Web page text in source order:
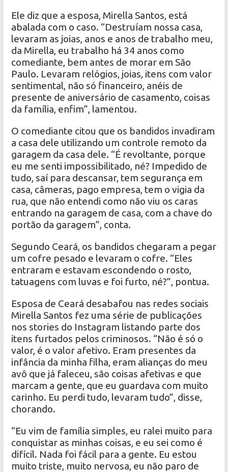
Ele diz que a esposa, Mirella Santos, está
abalada com o caso. “Destruíam nossa casa,
levaram as joias, anos e anos de trabalho meu,
da Mirella, eu trabalho há 34 anos como
comediante, bem antes de morar em São
Paulo. Levaram relógios, joias, itens com valor
sentimental, não só financeiro, anéis de
presente de aniversário de casamento, coisas
da família, enfim”, lamentou.
O comediante citou que os bandidos invadiram
a casa dele utilizando um controle remoto da
garagem da casa dele. “É revoltante, porque
eu me senti impossibilitado, né? Impedido de
tudo, saí para descansar, tem segurança em
casa, câmeras, pago empresa, tem o vigia da
rua, que não entendi como não viu os caras
entrando na garagem de casa, com a chave do
portão da garagem”, conta.
Segundo Ceará, os bandidos chegaram a pegar
um cofre pesado e levaram o cofre. “Eles
entraram e estavam escondendo o rosto,
tatuagens com luvas e foi furto, né?”, pontua.
Esposa de Ceará desabafou nas redes sociais
Mirella Santos fez uma série de publicações
nos stories do Instagram listando parte dos
itens furtados pelos criminosos. “Não é só o
valor, é o valor afetivo. Eram presentes da
infância da minha filha, eram alianças do meu
avô que já faleceu, são coisas afetivas e que
marcam a gente, que eu guardava com muito
carinho. Eu perdi tudo, levaram tudo”, disse,
chorando.
“Eu vim de família simples, eu ralei muito para
conquistar as minhas coisas, e eu sei como é
difícil. Nada foi fácil para a gente. Eu estou
muito triste, muito nervosa, eu não paro de